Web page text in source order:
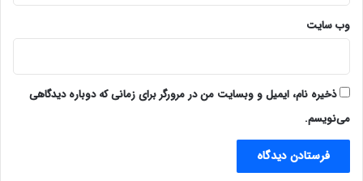
وب‌ سایت
ذخیره نام، ایمیل و وبسایت من در مرورگر برای زمانی که دوباره دیدگاهی
می‌نویسم.